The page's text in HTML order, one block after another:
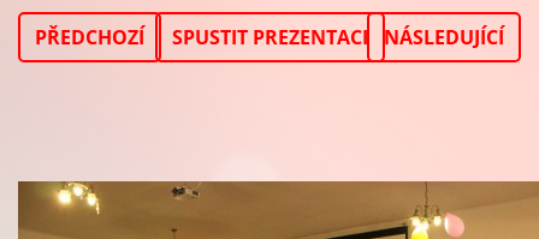
PŘEDCHOZÍ SPUSTIT PREZENTACI NÁSLEDUJÍCÍ